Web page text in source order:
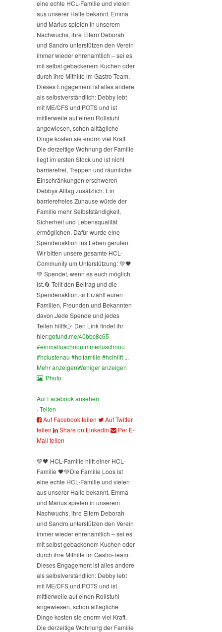
eine echte HCL-Familie und vielen
aus unserer Halle bekannt. Emma
und Marius spielen in unserem
Nachwuchs, ihre Eltern Deborah
und Sandro unterstützen den Verein
immer wieder ehrenamtlich – sei es
mit selbst gebackenem Kuchen oder
durch ihre Mithilfe im Gastro-Team.
Dieses Engagement ist alles andere
als selbstverständlich: Debby lebt
mit ME/CFS und POTS und ist
mittlerweile auf einen Rollstuhl
angewiesen, schon alltägliche
Dinge kosten sie enorm viel Kraft.
Die derzeitige Wohnung der Familie
liegt im ersten Stock und ist nicht
barrierefrei, Treppen und räumliche
Einschränkungen erschweren
Debbys Alltag zusätzlich. Ein
barrierefreies Zuhause würde der
Familie mehr Selbstständigkeit,
Sicherheit und Lebensqualität
ermöglichen. Dafür wurde eine
Spendenaktion ins Leben gerufen.
Wir bitten unsere gesamte HCL-
Community um Unterstützung: 💚🖤
💚 Spendet, wenn es euch möglich
ist.🔄 Teilt den Beitrag und die
Spendenaktion.📣 Erzählt euren
Familien, Freunden und Bekannten
davon.Jede Spende und jedes
Teilen hilft!👉 Den Link findet ihr
hier:gofund.me/40bbc8c65
#einmalluschnouimmerluschnou
#hclustenau #hclfamilie#hclhilft ...
Mehr anzeigenWeniger anzeigen
Photo
Auf Facebook ansehen
·Teilen
Auf Facebook teilen
Auf Twitter
teilen
Share on LinkedIn
Per E-
Mail teilen
💚🖤 HCL-Familie hilft einer HCL-
Familie 🖤💚Die Familie Loos ist
eine echte HCL-Familie und vielen
aus unserer Halle bekannt. Emma
und Marius spielen in unserem
Nachwuchs, ihre Eltern Deborah
und Sandro unterstützen den Verein
immer wieder ehrenamtlich – sei es
mit selbst gebackenem Kuchen oder
durch ihre Mithilfe im Gastro-Team.
Dieses Engagement ist alles andere
als selbstverständlich: Debby lebt
mit ME/CFS und POTS und ist
mittlerweile auf einen Rollstuhl
angewiesen, schon alltägliche
Dinge kosten sie enorm viel Kraft.
Die derzeitige Wohnung der Familie